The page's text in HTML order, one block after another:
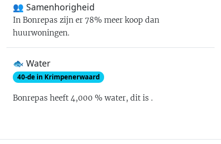
👥 Samenhorigheid
InBonrepas zijn er 78% meer koop dan
huurwoningen.
🐟 Water
40-de in Krimpenerwaard
Bonrepas heeft4,000 % water, dit is .